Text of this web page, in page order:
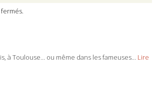
à Toulouse... ou même dans les fameuses...
Lire